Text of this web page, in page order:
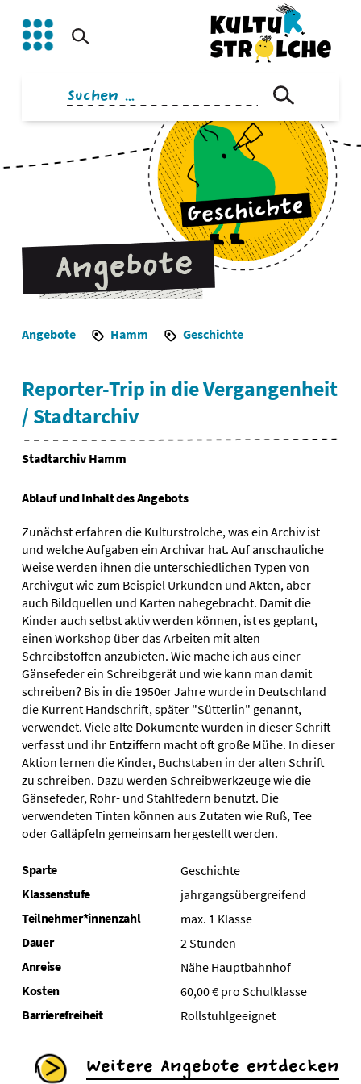
Inhalt
springen
Suchen
nach:
Angebote Hamm Geschichte
Reporter-Trip in die Vergangenheit
/ Stadtarchiv
Stadtarchiv Hamm
Ablauf und Inhalt des Angebots
Zunächst erfahren die Kulturstrolche, was ein Archiv ist
und welche Aufgaben ein Archivar hat. Auf anschauliche
Weise werden ihnen die unterschiedlichen Typen von
Archivgut wie zum Beispiel Urkunden und Akten, aber
auch Bildquellen und Karten nahegebracht. Damit die
Kinder auch selbst aktiv werden können, ist es geplant,
einen Workshop über das Arbeiten mit alten
Schreibstoffen anzubieten. Wie mache ich aus einer
Gänsefeder ein Schreibgerät und wie kann man damit
schreiben? Bis in die 1950er Jahre wurde in Deutschland
die Kurrent Handschrift, später "Sütterlin" genannt,
verwendet. Viele alte Dokumente wurden in dieser Schrift
verfasst und ihr Entziffern macht oft große Mühe. In dieser
Aktion lernen die Kinder, Buchstaben in der alten Schrift
zu schreiben. Dazu werden Schreibwerkzeuge wie die
Gänsefeder, Rohr- und Stahlfedern benutzt. Die
verwendeten Tinten können aus Zutaten wie Ruß, Tee
oder Galläpfeln gemeinsam hergestellt werden.
Sparte
Geschichte
Klassenstufe
jahrgangsübergreifend
Teilnehmer*innenzahl
max. 1 Klasse
Dauer
2 Stunden
Anreise
Nähe Hauptbahnhof
Kosten
60,00 € pro Schulklasse
Barrierefreiheit
Rollstuhlgeeignet
Weitere Angebote entdecken